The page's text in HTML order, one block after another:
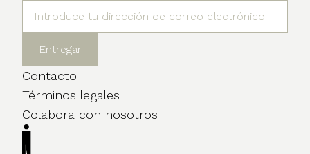
Contacto
Términos legales
Colabora con nosotros